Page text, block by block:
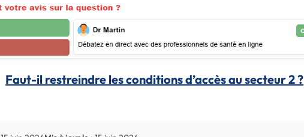
Faut-il restreindre les conditions d’accès au secteur 2 ?